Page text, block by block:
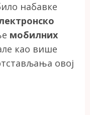
набавке
мобилних
као више
овој